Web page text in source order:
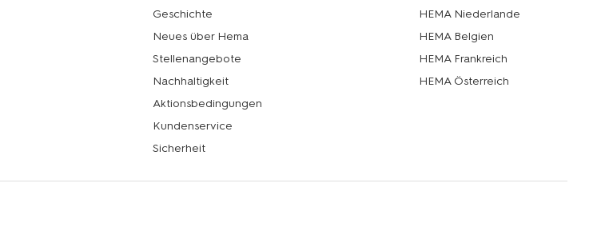
Geschichte
Neues über Hema
Stellenangebote
Nachhaltigkeit
Aktionsbedingungen
Kundenservice
Sicherheit
HEMA Niederlande
HEMA Belgien
HEMA Frankreich
HEMA Österreich